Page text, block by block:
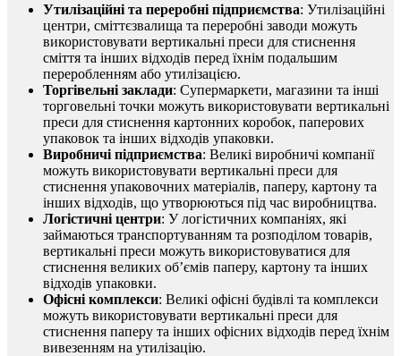
Утилізаційні та переробні підприємства: Утилізаційні
центри, сміттєзвалища та переробні заводи можуть
використовувати вертикальні преси для стиснення
сміття та інших відходів перед їхнім подальшим
переробленням або утилізацією.
Торгівельні заклади: Супермаркети, магазини та інші
торговельні точки можуть використовувати вертикальні
преси для стиснення картонних коробок, паперових
упаковок та інших відходів упаковки.
Виробничі підприємства: Великі виробничі компанії
можуть використовувати вертикальні преси для
стиснення упаковочних матеріалів, паперу, картону та
інших відходів, що утворюються під час виробництва.
Логістичні центри: У логістичних компаніях, які
займаються транспортуванням та розподілом товарів,
вертикальні преси можуть використовуватися для
стиснення великих об’ємів паперу, картону та інших
відходів упаковки.
Офісні комплекси: Великі офісні будівлі та комплекси
можуть використовувати вертикальні преси для
стиснення паперу та інших офісних відходів перед їхнім
вивезенням на утилізацію.